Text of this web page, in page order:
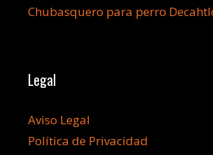
Chubasquero para perro
Legal
Aviso Legal
Política de Privacidad